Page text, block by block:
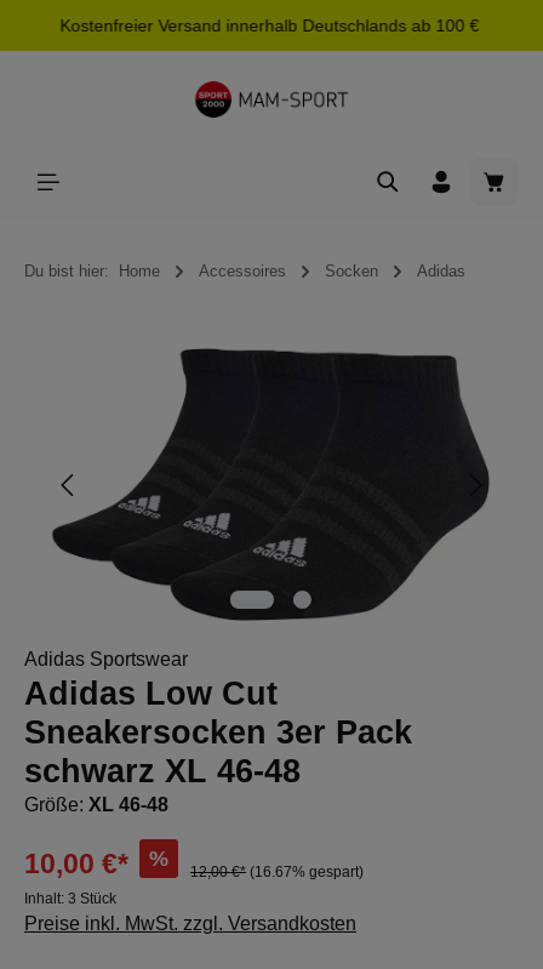
springen
Kostenfreier Versand innerhalb Deutschlands ab 100 €
Du bist hier: Home Accessoires Socken Adidas
Bildergalerie überspringen
Adidas Sportswear
Adidas Low Cut
Sneakersocken 3er Pack
schwarz XL 46-48
Größe: XL 46-48
10,00 €* %
12,00 €* (16.67% gespart)
Inhalt: 3 Stück
Preise inkl. MwSt. zzgl. Versandkosten